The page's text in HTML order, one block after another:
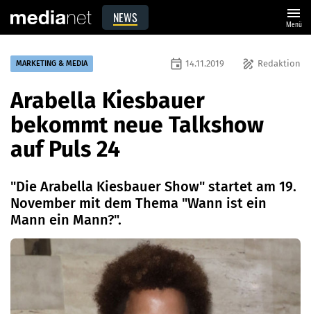
NEWS menu
Menü
MARKETING & MEDIA draw Redaktion
event 14.11.2019
Arabella Kiesbauer
bekommt neue Talkshow
auf Puls 24
"Die Arabella Kiesbauer Show" startet am 19.
November mit dem Thema "Wann ist ein
Mann ein Mann?".